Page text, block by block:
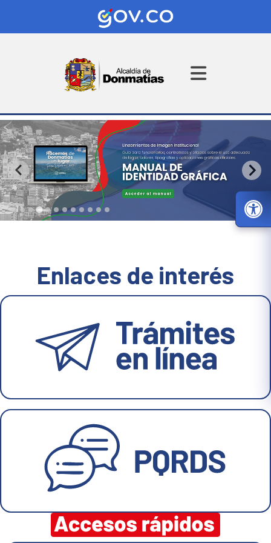
Enlaces de interés